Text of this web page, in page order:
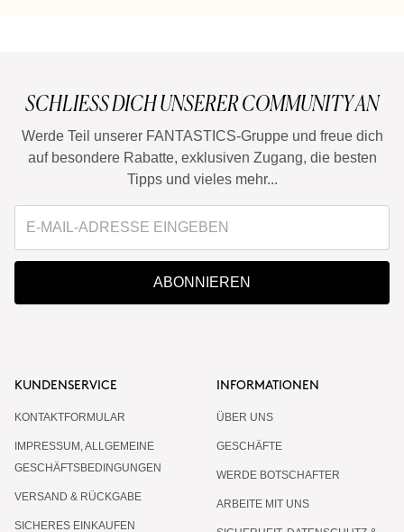
SCHLIESS DICH UNSERER COMMUNITY AN
Werde Teil unserer FANTASTICS-Gruppe und freue dich
auf besondere Rabatte, exklusiven Zugang, die besten
Tipps und vieles mehr...
ABONNIEREN
KUNDENSERVICE
KONTAKTFORMULAR
IMPRESSUM, ALLGEMEINE
GESCHÄFTSBEDINGUNGEN
VERSAND & RÜCKGABE
SICHERES EINKAUFEN
INFORMATIONEN
ÜBER UNS
GESCHÄFTE
WERDE BOTSCHAFTER
ARBEITE MIT UNS